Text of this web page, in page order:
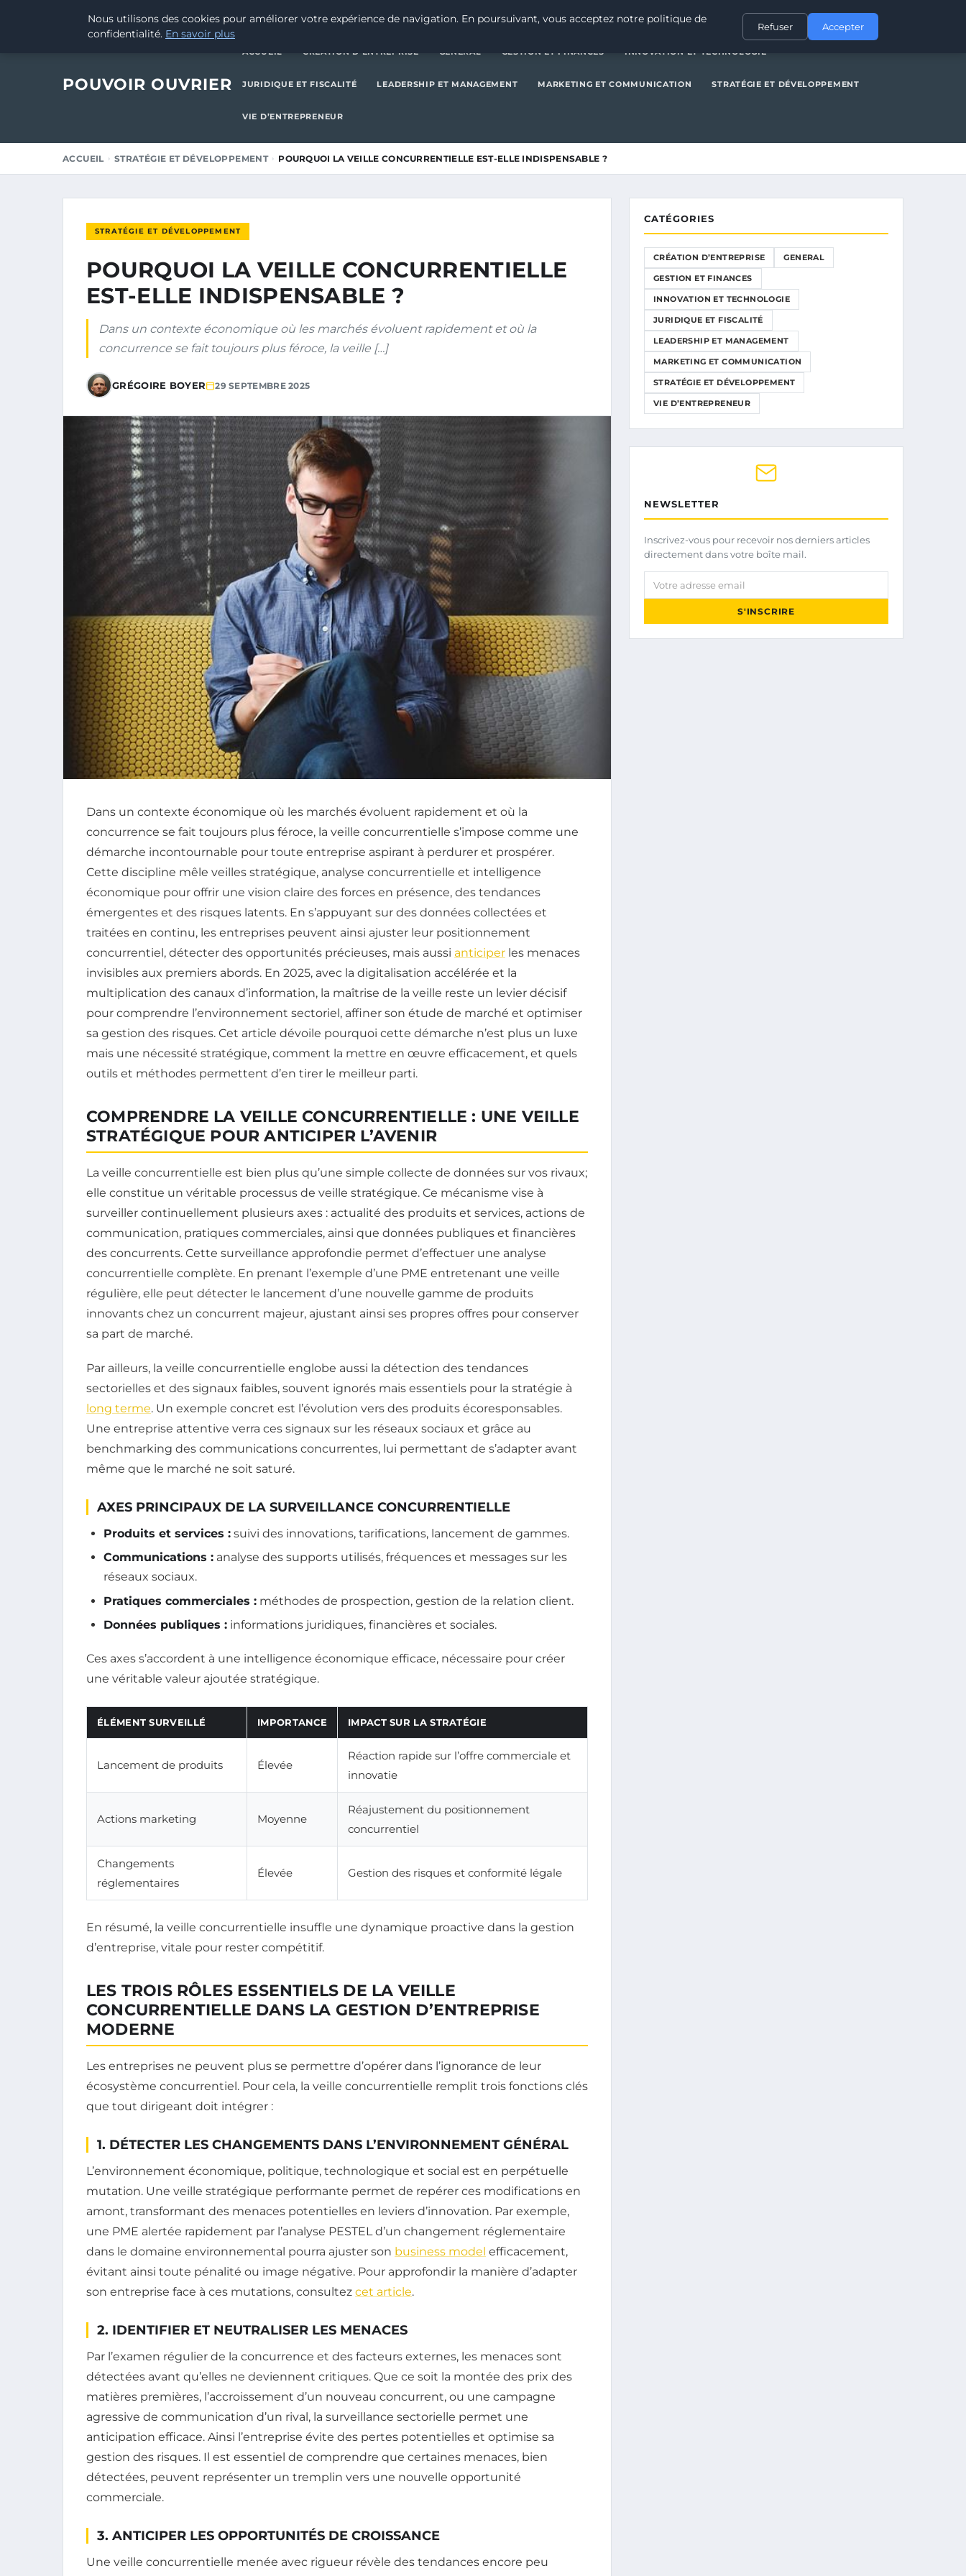
29 SEPTEMBRE 2025 GENERAL GESTION ET FINANCESINNOVATION ET TECHNOLOGIE
POUVOIR OUVRIER
ACCUEIL CRÉATION D’ENTREPRISE GENERAL GESTION ET FINANCES INNOVATION ET TECHNOLOGIE
JURIDIQUE ET FISCALITÉ LEADERSHIP ET MANAGEMENT MARKETING ET COMMUNICATION STRATÉGIE ET DÉVELOPPEMENT
VIE D’ENTREPRENEUR
ACCUEIL STRATÉGIE ET DÉVELOPPEMENT POURQUOI LA VEILLE CONCURRENTIELLE EST-ELLE INDISPENSABLE ?
STRATÉGIE ET DÉVELOPPEMENT
POURQUOI LA VEILLE CONCURRENTIELLE
EST-ELLE INDISPENSABLE ?
Dans un contexte économique où les marchés évoluent rapidement et où la
concurrence se fait toujours plus féroce, la veille […]
GRÉGOIRE BOYER 29 SEPTEMBRE 2025
Dans un contexte économique où les marchés évoluent rapidement et où la
concurrence se fait toujours plus féroce, la veille concurrentielle s’impose comme une
démarche incontournable pour toute entreprise aspirant à perdurer et prospérer.
Cette discipline mêle veilles stratégique, analyse concurrentielle et intelligence
économique pour offrir une vision claire des forces en présence, des tendances
émergentes et des risques latents. En s’appuyant sur des données collectées et
traitées en continu, les entreprises peuvent ainsi ajuster leur positionnement
concurrentiel, détecter des opportunités précieuses, mais aussi anticiper les menaces
invisibles aux premiers abords. En 2025, avec la digitalisation accélérée et la
multiplication des canaux d’information, la maîtrise de la veille reste un levier décisif
pour comprendre l’environnement sectoriel, affiner son étude de marché et optimiser
sa gestion des risques. Cet article dévoile pourquoi cette démarche n’est plus un luxe
mais une nécessité stratégique, comment la mettre en œuvre efficacement, et quels
outils et méthodes permettent d’en tirer le meilleur parti.
COMPRENDRE LA VEILLE CONCURRENTIELLE : UNE VEILLE
STRATÉGIQUE POUR ANTICIPER L’AVENIR
La veille concurrentielle est bien plus qu’une simple collecte de données sur vos rivaux;
elle constitue un véritable processus de veille stratégique. Ce mécanisme vise à
surveiller continuellement plusieurs axes : actualité des produits et services, actions de
communication, pratiques commerciales, ainsi que données publiques et financières
des concurrents. Cette surveillance approfondie permet d’effectuer une analyse
concurrentielle complète. En prenant l’exemple d’une PME entretenant une veille
régulière, elle peut détecter le lancement d’une nouvelle gamme de produits
innovants chez un concurrent majeur, ajustant ainsi ses propres offres pour conserver
sa part de marché.
Par ailleurs, la veille concurrentielle englobe aussi la détection des tendances
sectorielles et des signaux faibles, souvent ignorés mais essentiels pour la stratégie à
long terme. Un exemple concret est l’évolution vers des produits écoresponsables.
Une entreprise attentive verra ces signaux sur les réseaux sociaux et grâce au
benchmarking des communications concurrentes, lui permettant de s’adapter avant
même que le marché ne soit saturé.
AXES PRINCIPAUX DE LA SURVEILLANCE CONCURRENTIELLE
Produits et services : suivi des innovations, tarifications, lancement de gammes.
Communications : analyse des supports utilisés, fréquences et messages sur les
réseaux sociaux.
Pratiques commerciales : méthodes de prospection, gestion de la relation client.
Données publiques : informations juridiques, financières et sociales.
Ces axes s’accordent à une intelligence économique efficace, nécessaire pour créer
une véritable valeur ajoutée stratégique.
ÉLÉMENT SURVEILLÉ IMPORTANCE IMPACT SUR LA STRATÉGIE
Lancement de produits Élevée
Réaction rapide sur l’offre commerciale et
innovatie
Actions marketing Moyenne
Réajustement du positionnement
concurrentiel
Changements
réglementaires
Élevée Gestion des risques et conformité légale
En résumé, la veille concurrentielle insuffle une dynamique proactive dans la gestion
d’entreprise, vitale pour rester compétitif.
LES TROIS RÔLES ESSENTIELS DE LA VEILLE
CONCURRENTIELLE DANS LA GESTION D’ENTREPRISE
MODERNE
Les entreprises ne peuvent plus se permettre d’opérer dans l’ignorance de leur
écosystème concurrentiel. Pour cela, la veille concurrentielle remplit trois fonctions clés
que tout dirigeant doit intégrer :
1. DÉTECTER LES CHANGEMENTS DANS L’ENVIRONNEMENT GÉNÉRAL
L’environnement économique, politique, technologique et social est en perpétuelle
mutation. Une veille stratégique performante permet de repérer ces modifications en
amont, transformant des menaces potentielles en leviers d’innovation. Par exemple,
une PME alertée rapidement par l’analyse PESTEL d’un changement réglementaire
dans le domaine environnemental pourra ajuster son business model efficacement,
évitant ainsi toute pénalité ou image négative. Pour approfondir la manière d’adapter
son entreprise face à ces mutations, consultez cet article.
2. IDENTIFIER ET NEUTRALISER LES MENACES
Par l’examen régulier de la concurrence et des facteurs externes, les menaces sont
détectées avant qu’elles ne deviennent critiques. Que ce soit la montée des prix des
matières premières, l’accroissement d’un nouveau concurrent, ou une campagne
agressive de communication d’un rival, la surveillance sectorielle permet une
anticipation efficace. Ainsi l’entreprise évite des pertes potentielles et optimise sa
gestion des risques. Il est essentiel de comprendre que certaines menaces, bien
détectées, peuvent représenter un tremplin vers une nouvelle opportunité
commerciale.
3. ANTICIPER LES OPPORTUNITÉS DE CROISSANCE
Une veille concurrentielle menée avec rigueur révèle des tendances encore peu
CATÉGORIES
CRÉATION D’ENTREPRISE GENERAL
GESTION ET FINANCES
INNOVATION ET TECHNOLOGIE
JURIDIQUE ET FISCALITÉ
LEADERSHIP ET MANAGEMENT
MARKETING ET COMMUNICATION
STRATÉGIE ET DÉVELOPPEMENT
VIE D’ENTREPRENEUR
NEWSLETTER
Inscrivez-vous pour recevoir nos derniers articles
directement dans votre boîte mail.
Votre adresse email
S'INSCRIRE
Nous utilisons des cookies pour améliorer votre expérience de navigation. En poursuivant, vous acceptez notre politique de
confidentialité. En savoir plus
Refuser Accepter